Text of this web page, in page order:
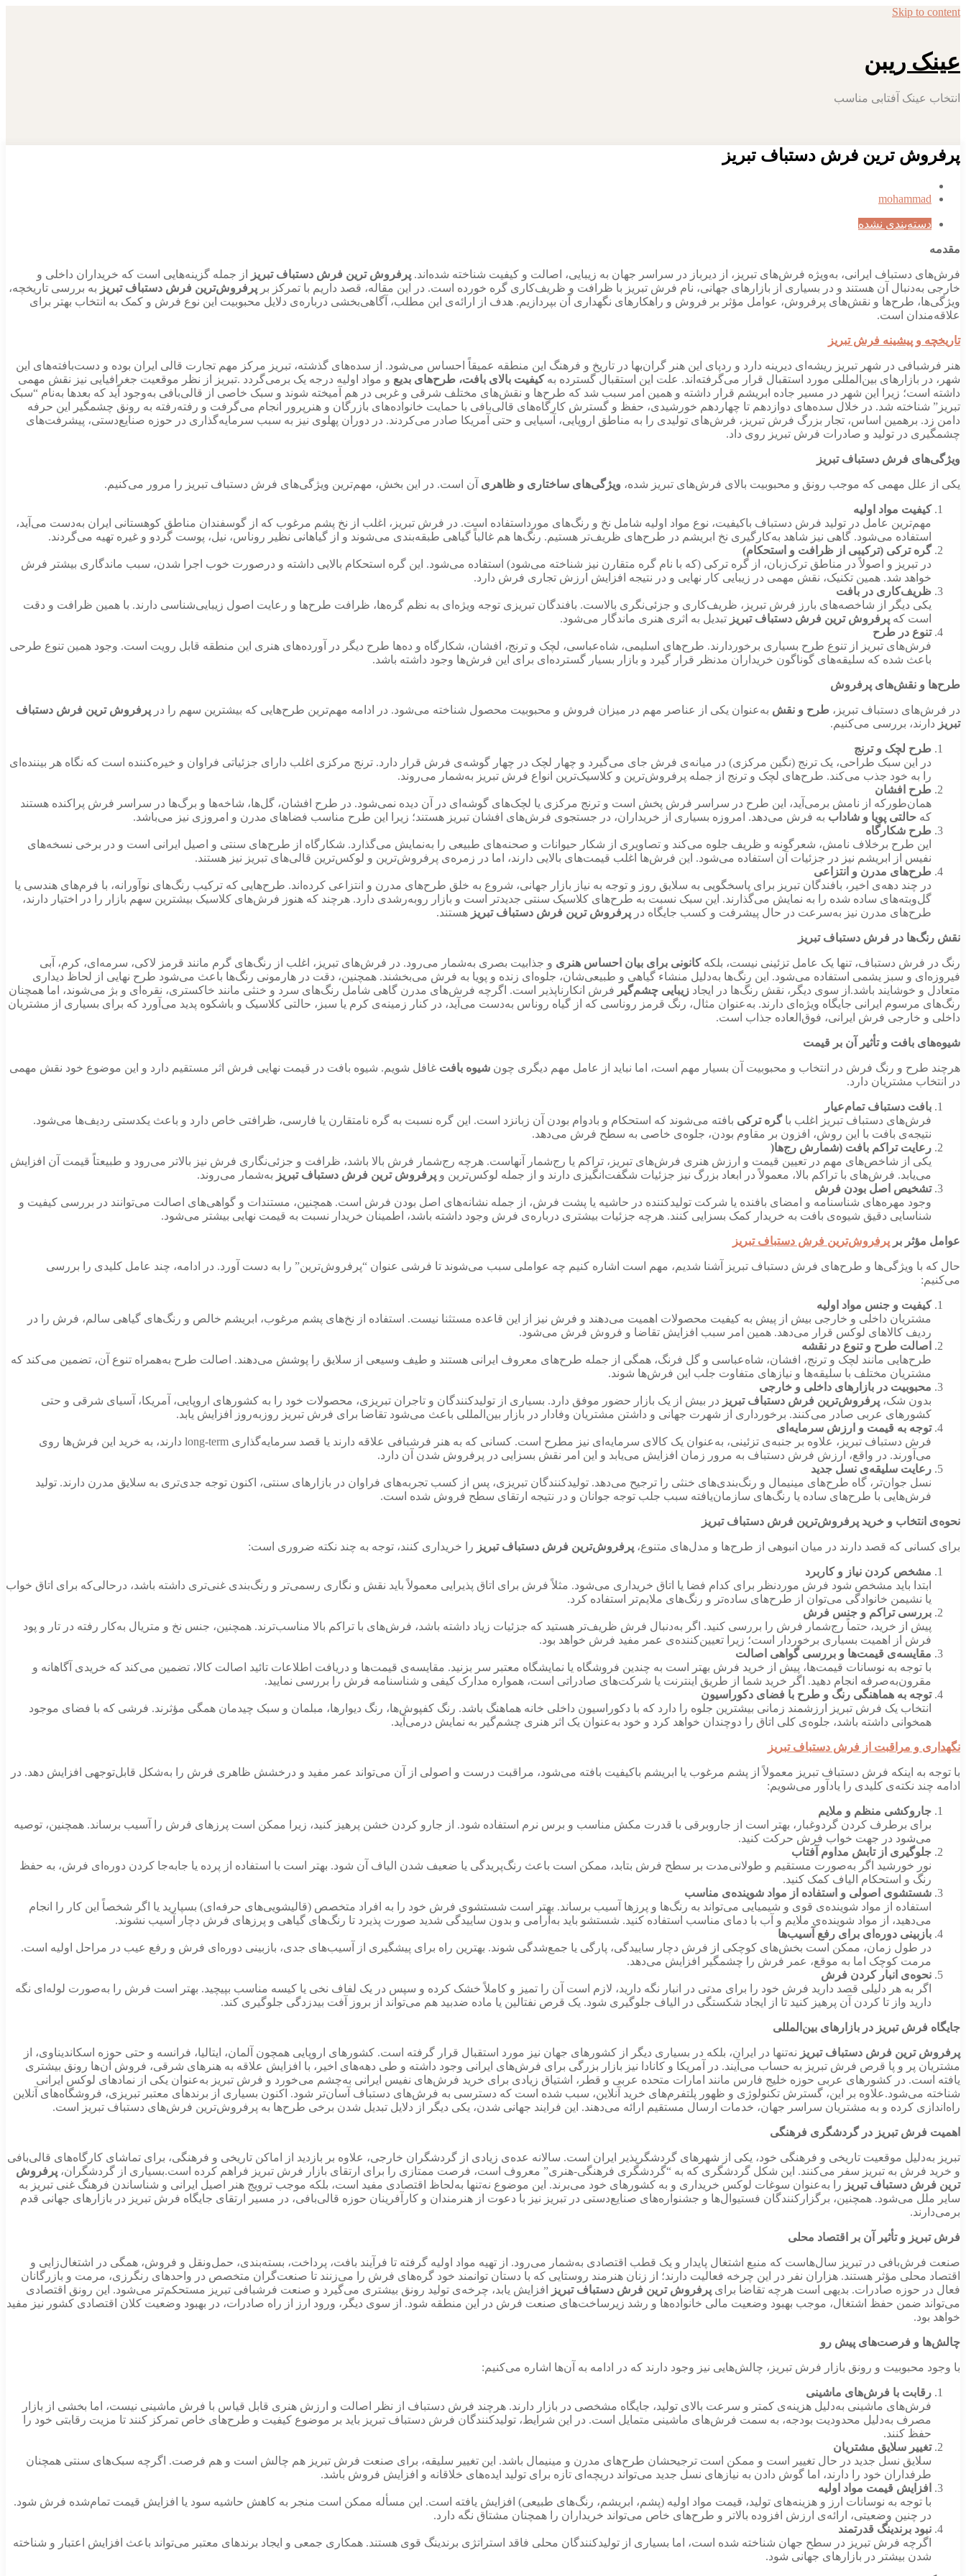
Skip to content
عینک ریبن
انتخاب عینک آفتابی مناسب
پرفروش ترین فرش دستباف تبریز
mohammad
دسته‌بندی نشده
مقدمه
فرش‌های دستباف ایرانی، به‌ویژه فرش‌های تبریز، از دیرباز در سراسر جهان به زیبایی، اصالت و کیفیت شناخته شده‌اند. پرفروش ترین فرش دستباف تبریز
از جمله گزینه‌هایی است که خریداران داخلی و
خارجی به‌دنبال آن هستند و در بسیاری از بازارهای جهانی، نام فرش تبریز با ظرافت و ظریف‌کاری گره خورده است. در این مقاله، قصد داریم با تمرکز بر پرفروش‌ترین فرش دستباف تبریز به بررسی تاریخچه،
ویژگی‌ها، طرح‌ها و نقش‌های پرفروش، عوامل مؤثر بر فروش و راهکارهای نگهداری آن بپردازیم. هدف از ارائه‌ی این مطلب، آگاهی‌بخشی درباره‌ی دلایل محبوبیت این نوع فرش و کمک به انتخاب بهتر برای
علاقه‌مندان است.
تاریخچه و پیشینه فرش تبریز
هنر فرشبافی در شهر تبریز ریشه‌ای دیرینه دارد و ردپای این هنر گران‌بها در تاریخ و فرهنگ این منطقه عمیقاً احساس می‌شود. از سده‌های گذشته، تبریز مرکز مهم تجارت قالی ایران بوده و دست‌بافته‌های این
شهر، در بازارهای بین‌المللی مورد استقبال قرار می‌گرفته‌اند. علت این استقبال گسترده بهکیفیت بالای بافت، طرح‌های بدیع و مواد اولیه درجه یک برمی‌گردد .تبریز از نظر موقعیت جغرافیایی نیز نقش مهمی
داشته است؛ زیرا این شهر در مسیر جاده ابریشم قرار داشته و همین امر سبب شد که طرح‌ها و نقش‌های مختلف شرقی و غربی در هم آمیخته شوند و سبک خاصی از قالی‌بافی به‌وجود آید که بعدها به‌نام “سبک
تبریز” شناخته شد. در خلال سده‌های دوازدهم تا چهاردهم خورشیدی، حفظ و گسترش کارگاه‌های قالی‌بافی با حمایت خانواده‌های بازرگان و هنرپرور انجام می‌گرفت و رفته‌رفته به رونق چشمگیر این حرفه
دامن زد. برهمین اساس، تجار بزرگ فرش تبریز، فرش‌های تولیدی را به مناطق اروپایی، آسیایی و حتی آمریکا صادر می‌کردند. در دوران پهلوی نیز به سبب سرمایه‌گذاری در حوزه صنایع‌دستی، پیشرفت‌های
چشمگیری در تولید و صادرات فرش تبریز روی داد.
ویژگی‌های فرش دستباف تبریز
یکی از علل مهمی که موجب رونق و محبوبیت بالای فرش‌های تبریز شده، ویژگی‌های ساختاری و ظاهری آن است. در این بخش، مهم‌ترین ویژگی‌های فرش دستباف تبریز را مرور می‌کنیم.
کیفیت مواد اولیه
مهم‌ترین عامل در تولید فرش دستباف باکیفیت، نوع مواد اولیه شامل نخ و رنگ‌های مورداستفاده است. در فرش تبریز، اغلب از نخ پشم مرغوب که از گوسفندان مناطق کوهستانی ایران به‌دست می‌آید،
استفاده می‌شود. گاهی نیز شاهد به‌کارگیری نخ ابریشم در طرح‌های ظریف‌تر هستیم. رنگ‌ها هم غالباً گیاهی طبقه‌بندی می‌شوند و از گیاهانی نظیر روناس، نیل، پوست گردو و غیره تهیه می‌گردند.
گره ترکی (ترکیبی از ظرافت و استحکام)
در تبریز و اصولاً در مناطق ترک‌زبان، از گره ترکی (که با نام گره متقارن نیز شناخته می‌شود) استفاده می‌شود. این گره استحکام بالایی داشته و درصورت خوب اجرا شدن، سبب ماندگاری بیشتر فرش
خواهد شد. همین تکنیک، نقش مهمی در زیبایی کار نهایی و در نتیجه افزایش ارزش تجاری فرش دارد.
ظریف‌کاری در بافت
یکی دیگر از شاخصه‌های بارز فرش تبریز، ظریف‌کاری و جزئی‌نگری بالاست. بافندگان تبریزی توجه ویژه‌ای به نظم گره‌ها، ظرافت طرح‌ها و رعایت اصول زیبایی‌شناسی دارند. با همین ظرافت و دقت
است که پرفروش ترین فرش دستباف تبریز تبدیل به اثری هنری ماندگار می‌شود.
تنوع در طرح
فرش‌های تبریز از تنوع طرح بسیاری برخوردارند. طرح‌های اسلیمی، شاه‌عباسی، لچک و ترنج، افشان، شکارگاه و ده‌ها طرح دیگر در آورده‌های هنری این منطقه قابل رویت است. وجود همین تنوع طرحی
باعث شده که سلیقه‌های گوناگون خریداران مدنظر قرار گیرد و بازار بسیار گسترده‌ای برای این فرش‌ها وجود داشته باشد.
طرح‌ها و نقش‌های پرفروش
در فرش‌های دستباف تبریز، طرح و نقش به‌عنوان یکی از عناصر مهم در میزان فروش و محبوبیت محصول شناخته می‌شود. در ادامه مهم‌ترین طرح‌هایی که بیشترین سهم را در پرفروش ترین فرش دستباف
تبریز دارند، بررسی می‌کنیم.
طرح لچک و ترنج
در این سبک طراحی، یک ترنج (نگین مرکزی) در میانه‌ی فرش جای می‌گیرد و چهار لچک در چهار گوشه‌ی فرش قرار دارد. ترنج مرکزی اغلب دارای جزئیاتی فراوان و خیره‌کننده است که نگاه هر بیننده‌ای
را به خود جذب می‌کند. طرح‌های لچک و ترنج از جمله پرفروش‌ترین و کلاسیک‌ترین انواع فرش تبریز به‌شمار می‌روند.
طرح افشان
همان‌طورکه از نامش برمی‌آید، این طرح در سراسر فرش پخش است و ترنج مرکزی یا لچک‌های گوشه‌ای در آن دیده نمی‌شود. در طرح افشان، گل‌ها، شاخه‌ها و برگ‌ها در سراسر فرش پراکنده هستند
که حالتی پویا و شاداب به فرش می‌دهد. امروزه بسیاری از خریداران، در جستجوی فرش‌های افشان تبریز هستند؛ زیرا این طرح مناسب فضاهای مدرن و امروزی نیز می‌باشد.
طرح شکارگاه
این طرح برخلاف نامش، شعرگونه و ظریف جلوه می‌کند و تصاویری از شکار حیوانات و صحنه‌های طبیعی را به‌نمایش می‌گذارد. شکارگاه از طرح‌های سنتی و اصیل ایرانی است و در برخی نسخه‌های
نفیس از ابریشم نیز در جزئیات آن استفاده می‌شود. این فرش‌ها اغلب قیمت‌های بالایی دارند، اما در زمره‌ی پرفروش‌ترین و لوکس‌ترین قالی‌های تبریز نیز هستند.
طرح‌های مدرن و انتزاعی
در چند دهه‌ی اخیر، بافندگان تبریز برای پاسخگویی به سلایق روز و توجه به نیاز بازار جهانی، شروع به خلق طرح‌های مدرن و انتزاعی کرده‌اند. طرح‌هایی که ترکیب رنگ‌های نوآورانه، با فرم‌های هندسی یا
گل‌وبته‌های ساده شده را به نمایش می‌گذارند. این سبک نسبت به طرح‌های کلاسیک سنتی جدیدتر است و بازار رو‌به‌رشدی دارد. هرچند که هنوز فرش‌های کلاسیک بیشترین سهم بازار را در اختیار دارند،
طرح‌های مدرن نیز به‌سرعت در حال پیشرفت و کسب جایگاه در پرفروش ترین فرش دستباف تبریز هستند.
نقش رنگ‌ها در فرش دستباف تبریز
رنگ در فرش دستباف، تنها یک عامل تزئینی نیست، بلکهکانونی برای بیان احساس هنری و جذابیت بصری به‌شمار می‌رود. در فرش‌های تبریز، اغلب از رنگ‌های گرم مانند قرمز لاکی، سرمه‌ای، کرم، آبی
فیروزه‌ای و سبز یشمی استفاده می‌شود. این رنگ‌ها به‌دلیل منشاء گیاهی و طبیعی‌شان، جلوه‌ای زنده و پویا به فرش می‌بخشند. همچنین، دقت در هارمونی رنگ‌ها باعث می‌شود طرح نهایی از لحاظ دیداری
متعادل و خوشایند باشد.از سوی دیگر، نقش رنگ‌ها در ایجاد زیبایی چشم‌گیر فرش انکارناپذیر است. اگرچه فرش‌های مدرن گاهی شامل رنگ‌های سرد و خنثی مانند خاکستری، نقره‌ای و بژ می‌شوند، اما همچنان
رنگ‌های مرسوم ایرانی جایگاه ویژه‌ای دارند. به‌عنوان مثال، رنگ قرمز روناسی که از گیاه روناس به‌دست می‌آید، در کنار زمینه‌ی کرم یا سبز، حالتی کلاسیک و باشکوه پدید می‌آورد که برای بسیاری از مشتریان
داخلی و خارجی فرش ایرانی، فوق‌العاده جذاب است.
شیوه‌های بافت و تأثیر آن بر قیمت
هرچند طرح و رنگ فرش در انتخاب و محبوبیت آن بسیار مهم است، اما نباید از عامل مهم دیگری چون شیوه بافت غافل شویم. شیوه بافت در قیمت نهایی فرش اثر مستقیم دارد و این موضوع خود نقش مهمی
در انتخاب مشتریان دارد.
بافت دستباف تمام‌عیار
فرش‌های دستباف تبریز اغلب باگره ترکی بافته می‌شوند که استحکام و بادوام بودن آن زبانزد است. این گره نسبت به گره نامتقارن یا فارسی، ظرافتی خاص دارد و باعث یکدستی ردیف‌ها می‌شود.
نتیجه‌ی بافت با این روش، افزون بر مقاوم بودن، جلوه‌ی خاصی به سطح فرش می‌دهد.
رعایت تراکم بافت (شمارش رج‌ها(
یکی از شاخص‌های مهم در تعیین قیمت و ارزش هنری فرش‌های تبریز، تراکم یا رج‌شمار آنهاست. هرچه رج‌شمار فرش بالا باشد، ظرافت و جزئی‌نگاری فرش نیز بالاتر می‌رود و طبیعتاً قیمت آن افزایش
می‌یابد. فرش‌های با تراکم بالا، معمولاً در ابعاد بزرگ نیز جزئیات شگفت‌انگیزی دارند و از جمله لوکس‌ترین و پرفروش ترین فرش دستباف تبریز به‌شمار می‌روند.
تشخیص اصل بودن فرش
وجود مهره‌های شناسنامه و امضای بافنده یا شرکت تولیدکننده در حاشیه یا پشت فرش، از جمله نشانه‌های اصل بودن فرش است. همچنین، مستندات و گواهی‌های اصالت می‌توانند در بررسی کیفیت و
شناسایی دقیق شیوه‌ی بافت به خریدار کمک بسزایی کنند. هرچه جزئیات بیشتری درباره‌ی فرش وجود داشته باشد، اطمینان خریدار نسبت به قیمت نهایی بیشتر می‌شود.
عوامل مؤثر بر پرفروش‌ترین فرش دستباف تبریز
حال که با ویژگی‌ها و طرح‌های فرش دستباف تبریز آشنا شدیم، مهم است اشاره کنیم چه عواملی سبب می‌شوند تا فرشی عنوان “پرفروش‌ترین” را به دست آورد. در ادامه، چند عامل کلیدی را بررسی
می‌کنیم:
کیفیت و جنس مواد اولیه
مشتریان داخلی و خارجی بیش از پیش به کیفیت محصولات اهمیت می‌دهند و فرش نیز از این قاعده مستثنا نیست. استفاده از نخ‌های پشم مرغوب، ابریشم خالص و رنگ‌های گیاهی سالم، فرش را در
ردیف کالاهای لوکس قرار می‌دهد. همین امر سبب افزایش تقاضا و فروش فرش می‌شود.
اصالت طرح و تنوع در نقشه
طرح‌هایی مانند لچک و ترنج، افشان، شاه‌عباسی و گل فرنگ، همگی از جمله طرح‌های معروف ایرانی هستند و طیف وسیعی از سلایق را پوشش می‌دهند. اصالت طرح به‌همراه تنوع آن، تضمین می‌کند که
مشتریان مختلف با سلیقه‌ها و نیازهای متفاوت جلب این فرش‌ها شوند.
محبوبیت در بازارهای داخلی و خارجی
بدون شک، پرفروش‌ترین فرش دستباف تبریز در بیش از یک بازار حضور موفق دارد. بسیاری از تولیدکنندگان و تاجران تبریزی، محصولات خود را به کشورهای اروپایی، آمریکا، آسیای شرقی و حتی
کشورهای عربی صادر می‌کنند. برخورداری از شهرت جهانی و داشتن مشتریان وفادار در بازار بین‌المللی باعث می‌شود تقاضا برای فرش تبریز روزبه‌روز افزایش یابد.
توجه به قیمت و ارزش سرمایه‌ای
فرش دستباف تبریز، علاوه بر جنبه‌ی تزئینی، به‌عنوان یک کالای سرمایه‌ای نیز مطرح است. کسانی که به هنر فرشبافی علاقه دارند یا قصد سرمایه‌گذاری long-term دارند، به خرید این فرش‌ها روی
می‌آورند. در واقع، ارزش فرش دستباف به مرور زمان افزایش می‌یابد و این امر نقش بسزایی در پرفروش شدن آن دارد.
رعایت سلیقه‌ی نسل جدید
نسل جوان‌تر، گاه طرح‌های مینیمال و رنگ‌بندی‌های خنثی را ترجیح می‌دهد. تولیدکنندگان تبریزی، پس از کسب تجربه‌های فراوان در بازارهای سنتی، اکنون توجه جدی‌تری به سلایق مدرن دارند. تولید
فرش‌هایی با طرح‌های ساده یا رنگ‌های سازمان‌یافته سبب جلب توجه جوانان و در نتیجه ارتقای سطح فروش شده است.
نحوه‌ی انتخاب و خرید پرفروش‌ترین فرش دستباف تبریز
برای کسانی که قصد دارند در میان انبوهی از طرح‌ها و مدل‌های متنوع، پرفروش‌ترین فرش دستباف تبریز را خریداری کنند، توجه به چند نکته ضروری است:
مشخص کردن نیاز و کاربرد
ابتدا باید مشخص شود فرش موردنظر برای کدام فضا یا اتاق خریداری می‌شود. مثلاً فرش برای اتاق پذیرایی معمولاً باید نقش و نگاری رسمی‌تر و رنگ‌بندی غنی‌تری داشته باشد، درحالی‌که برای اتاق خواب
یا نشیمن خانوادگی می‌توان از طرح‌های ساده‌تر و رنگ‌های ملایم‌تر استفاده کرد.
بررسی تراکم و جنس فرش
پیش از خرید، حتماً رج‌شمار فرش را بررسی کنید. اگر به‌دنبال فرش ظریف‌تر هستید که جزئیات زیاد داشته باشد، فرش‌های با تراکم بالا مناسب‌ترند. همچنین، جنس نخ و متریال به‌کار رفته در تار و پود
فرش از اهمیت بسیاری برخوردار است؛ زیرا تعیین‌کننده‌ی عمر مفید فرش خواهد بود.
مقایسه‌ی قیمت‌ها و بررسی گواهی اصالت
با توجه به نوسانات قیمت‌ها، پیش از خرید فرش بهتر است به چندین فروشگاه یا نمایشگاه معتبر سر بزنید. مقایسه‌ی قیمت‌ها و دریافت اطلاعات تائید اصالت کالا، تضمین می‌کند که خریدی آگاهانه و
مقرون‌به‌صرفه انجام دهید. اگر خرید شما از طریق اینترنت یا شرکت‌های صادراتی است، همواره مدارک کیفی و شناسنامه فرش را بررسی نمایید.
توجه به هماهنگی رنگ و طرح با فضای دکوراسیون
انتخاب یک فرش تبریز ارزشمند زمانی بیشترین جلوه را دارد که با دکوراسیون داخلی خانه هماهنگ باشد. رنگ کفپوش‌ها، رنگ دیوارها، مبلمان و سبک چیدمان همگی مؤثرند. فرشی که با فضای موجود
همخوانی داشته باشد، جلوه‌ی کلی اتاق را دوچندان خواهد کرد و خود به‌عنوان یک اثر هنری چشم‌گیر به نمایش درمی‌آید.
نگهداری و مراقبت از فرش دستباف تبریز
با توجه به اینکه فرش دستباف تبریز معمولاً از پشم مرغوب یا ابریشم باکیفیت بافته می‌شود، مراقبت درست و اصولی از آن می‌تواند عمر مفید و درخشش ظاهری فرش را به‌شکل قابل‌توجهی افزایش دهد. در
ادامه چند نکته‌ی کلیدی را یادآور می‌شویم:
جاروکشی منظم و ملایم
برای برطرف کردن گردوغبار، بهتر است از جاروبرقی با قدرت مکش مناسب و برس نرم استفاده شود. از جارو کردن خشن پرهیز کنید، زیرا ممکن است پرزهای فرش را آسیب برساند. همچنین، توصیه
می‌شود در جهت خواب فرش حرکت کنید.
جلوگیری از تابش مداوم آفتاب
نور خورشید اگر به‌صورت مستقیم و طولانی‌مدت بر سطح فرش بتابد، ممکن است باعث رنگ‌پریدگی یا ضعیف شدن الیاف آن شود. بهتر است با استفاده از پرده یا جا‌به‌جا کردن دوره‌ای فرش، به حفظ
رنگ و استحکام الیاف کمک کنید.
شستشوی اصولی و استفاده از مواد شوینده‌ی مناسب
استفاده از مواد شوینده‌ی قوی و شیمیایی می‌تواند به رنگ‌ها و پرزها آسیب برساند. بهتر است شستشوی فرش خود را به افراد متخصص (قالیشویی‌های حرفه‌ای) بسپارید یا اگر شخصاً این کار را انجام
می‌دهید، از مواد شوینده‌ی ملایم و آب با دمای مناسب استفاده کنید. شستشو باید به‌آرامی و بدون ساییدگی شدید صورت پذیرد تا رنگ‌های گیاهی و پرزهای فرش دچار آسیب نشوند.
بازبینی دوره‌ای برای رفع آسیب‌ها
در طول زمان، ممکن است بخش‌های کوچکی از فرش دچار ساییدگی، پارگی یا جمع‌شدگی شوند. بهترین راه برای پیشگیری از آسیب‌های جدی، بازبینی دوره‌ای فرش و رفع عیب در مراحل اولیه است.
مرمت کوچک اما به موقع، عمر فرش را چشمگیر افزایش می‌دهد.
نحوه‌ی انبار کردن فرش
اگر به هر دلیلی قصد دارید فرش خود را برای مدتی در انبار نگه دارید، لازم است آن را تمیز و کاملاً خشک کرده و سپس در یک لفاف نخی یا کیسه مناسب بپیچید. بهتر است فرش را به‌صورت لوله‌ای نگه
دارید واز تا کردن آن پرهیز کنید تا از ایجاد شکستگی در الیاف جلوگیری شود. یک قرص نفتالین یا ماده ضدبید هم می‌تواند از بروز آفت بیدزدگی جلوگیری کند.
جایگاه فرش تبریز در بازارهای بین‌المللی
پرفروش ترین فرش دستباف تبریز نه‌تنها در ایران، بلکه در بسیاری دیگر از کشورهای جهان نیز مورد استقبال قرار گرفته است. کشورهای اروپایی همچون آلمان، ایتالیا، فرانسه و حتی حوزه اسکاندیناوی، از
مشتریان پر و پا قرص فرش تبریز به حساب می‌آیند. در آمریکا و کانادا نیز بازار بزرگی برای فرش‌های ایرانی وجود داشته و طی دهه‌های اخیر، با افزایش علاقه به هنرهای شرقی، فروش آن‌ها رونق بیشتری
یافته است. در کشورهای عربی حوزه خلیج فارس مانند امارات متحده عربی و قطر، اشتیاق زیادی برای خرید فرش‌های نفیس ایرانی به‌چشم می‌خورد و فرش تبریز به‌عنوان یکی از نمادهای لوکس ایرانی
شناخته می‌شود.علاوه بر این، گسترش تکنولوژی و ظهور پلتفرم‌های خرید آنلاین، سبب شده است که دسترسی به فرش‌های دستباف آسان‌تر شود. اکنون بسیاری از برندهای معتبر تبریزی، فروشگاه‌های آنلاین
راه‌اندازی کرده و به مشتریان سراسر جهان، خدمات ارسال مستقیم ارائه می‌دهند. این فرایند جهانی شدن، یکی دیگر از دلایل تبدیل شدن برخی طرح‌ها به پرفروش‌ترین فرش‌های دستباف تبریز است.
اهمیت فرش تبریز در گردشگری فرهنگی
تبریز به‌دلیل موقعیت تاریخی و فرهنگی خود، یکی از شهرهای گردشگرپذیر ایران است. سالانه عده‌ی زیادی از گردشگران خارجی، علاوه بر بازدید از اماکن تاریخی و فرهنگی، برای تماشای کارگاه‌های قالی‌بافی
و خرید فرش به تبریز سفر می‌کنند. این شکل گردشگری که به “گردشگری فرهنگی-هنری” معروف است، فرصت ممتازی را برای ارتقای بازار فرش تبریز فراهم کرده است.بسیاری از گردشگران، پرفروش
ترین فرش دستباف تبریز را به‌عنوان سوغات لوکس خریداری و به کشورهای خود می‌برند. این موضوع نه‌تنها به‌لحاظ اقتصادی مفید است، بلکه موجب ترویج هنر اصیل ایرانی و شناساندن فرهنگ غنی تبریز به
سایر ملل می‌شود. همچنین، برگزارکنندگان فستیوال‌ها و جشنواره‌های صنایع‌دستی در تبریز نیز با دعوت از هنرمندان و کارآفرینان حوزه قالی‌بافی، در مسیر ارتقای جایگاه فرش تبریز در بازارهای جهانی قدم
برمی‌دارند.
فرش تبریز و تأثیر آن بر اقتصاد محلی
صنعت فرش‌بافی در تبریز سال‌هاست که منبع اشتغال پایدار و یک قطب اقتصادی به‌شمار می‌رود. از تهیه مواد اولیه گرفته تا فرآیند بافت، پرداخت، بسته‌بندی، حمل‌ونقل و فروش، همگی در اشتغال‌زایی و
اقتصاد محلی مؤثر هستند. هزاران نفر در این چرخه فعالیت دارند؛ از زنان هنرمند روستایی که با دستان توانمند خود گره‌های فرش را می‌زنند تا صنعت‌گران متخصص در واحدهای رنگرزی، مرمت و بازرگانان
فعال در حوزه صادرات. بدیهی است هرچه تقاضا برای پرفروش ترین فرش دستباف تبریز
افزایش یابد، چرخه‌ی تولید رونق بیشتری می‌گیرد و صنعت فرشبافی تبریز مستحکم‌تر می‌شود. این رونق اقتصادی
می‌تواند ضمن حفظ اشتغال، موجب بهبود وضعیت مالی خانواده‌ها و رشد زیرساخت‌های صنعت فرش در این منطقه شود. از سوی دیگر، ورود ارز از راه صادرات، در بهبود وضعیت کلان اقتصادی کشور نیز مفید
خواهد بود.
چالش‌ها و فرصت‌های پیش رو
با وجود محبوبیت و رونق بازار فرش تبریز، چالش‌هایی نیز وجود دارند که در ادامه به آن‌ها اشاره می‌کنیم:
رقابت با فرش‌های ماشینی
فرش‌های ماشینی به‌دلیل هزینه‌ی کمتر و سرعت بالای تولید، جایگاه مشخصی در بازار دارند. هرچند فرش دستباف از نظر اصالت و ارزش هنری قابل قیاس با فرش ماشینی نیست، اما بخشی از بازار
مصرف به‌دلیل محدودیت بودجه، به سمت فرش‌های ماشینی متمایل است. در این شرایط، تولیدکنندگان فرش دستباف تبریز باید بر موضوع کیفیت و طرح‌های خاص تمرکز کنند تا مزیت رقابتی خود را
حفظ کنند.
تغییر سلایق مشتریان
سلایق نسل جدید در حال تغییر است و ممکن است ترجیحشان طرح‌های مدرن و مینیمال باشد. این تغییر سلیقه، برای صنعت فرش تبریز هم چالش است و هم فرصت. اگرچه سبک‌های سنتی همچنان
طرفداران خود را دارند، اما گوش دادن به نیازهای نسل جدید می‌تواند دریچه‌ای تازه برای تولید ایده‌های خلاقانه و افزایش فروش باشد.
افزایش قیمت مواد اولیه
با توجه به نوسانات ارز و هزینه‌های تولید، قیمت مواد اولیه (پشم، ابریشم، رنگ‌های طبیعی) افزایش یافته است. این مسأله ممکن است منجر به کاهش حاشیه سود یا افزایش قیمت تمام‌شده فرش شود.
در چنین وضعیتی، ارائه‌ی ارزش افزوده بالاتر و طرح‌های خاص می‌تواند خریداران را همچنان مشتاق نگه دارد.
نبود برندینگ قدرتمند
اگرچه فرش تبریز در سطح جهان شناخته شده است، اما بسیاری از تولیدکنندگان محلی فاقد استراتژی برندینگ قوی هستند. همکاری جمعی و ایجاد برندهای معتبر می‌تواند باعث افزایش اعتبار و شناخته
شدن بیشتر در بازارهای جهانی شود.